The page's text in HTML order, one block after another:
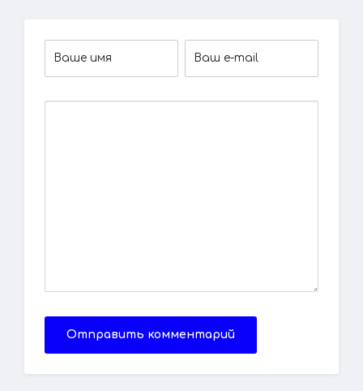
Отправить комментарий